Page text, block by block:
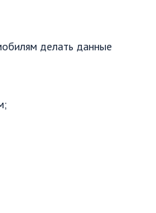
делать данные